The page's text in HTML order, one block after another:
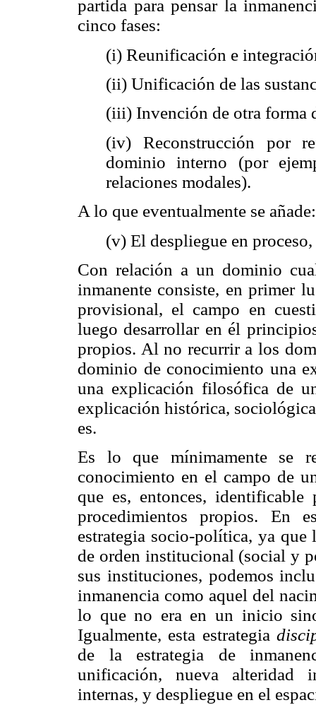
partida para pensar la
cinco fases:
(i) Reunificación e
(ii) Unificación de las
(iii) Invención de otra forma
(iv) Reconstrucción por
dominio interno (por
relaciones modales).
A lo que eventualmente se añade:
(v) El despliegue en
Con relación a un dominio
inmanente consiste, en primer
provisional, el campo en
luego desarrollar en él
propios. Al no recurrir a los
dominio de conocimiento una
una explicación filosófica de
explicación histórica,
es.
Es lo que mínimamente se
conocimiento en el campo de
que es, entonces,
procedimientos propios. En
estrategia socio-política, ya que
de orden institucional (social y
sus instituciones, podemos
inmanencia como aquel del
lo que no era en un inicio
Igualmente, esta estrategia
de la estrategia de
unificación, nueva alteridad
internas, y despliegue en el